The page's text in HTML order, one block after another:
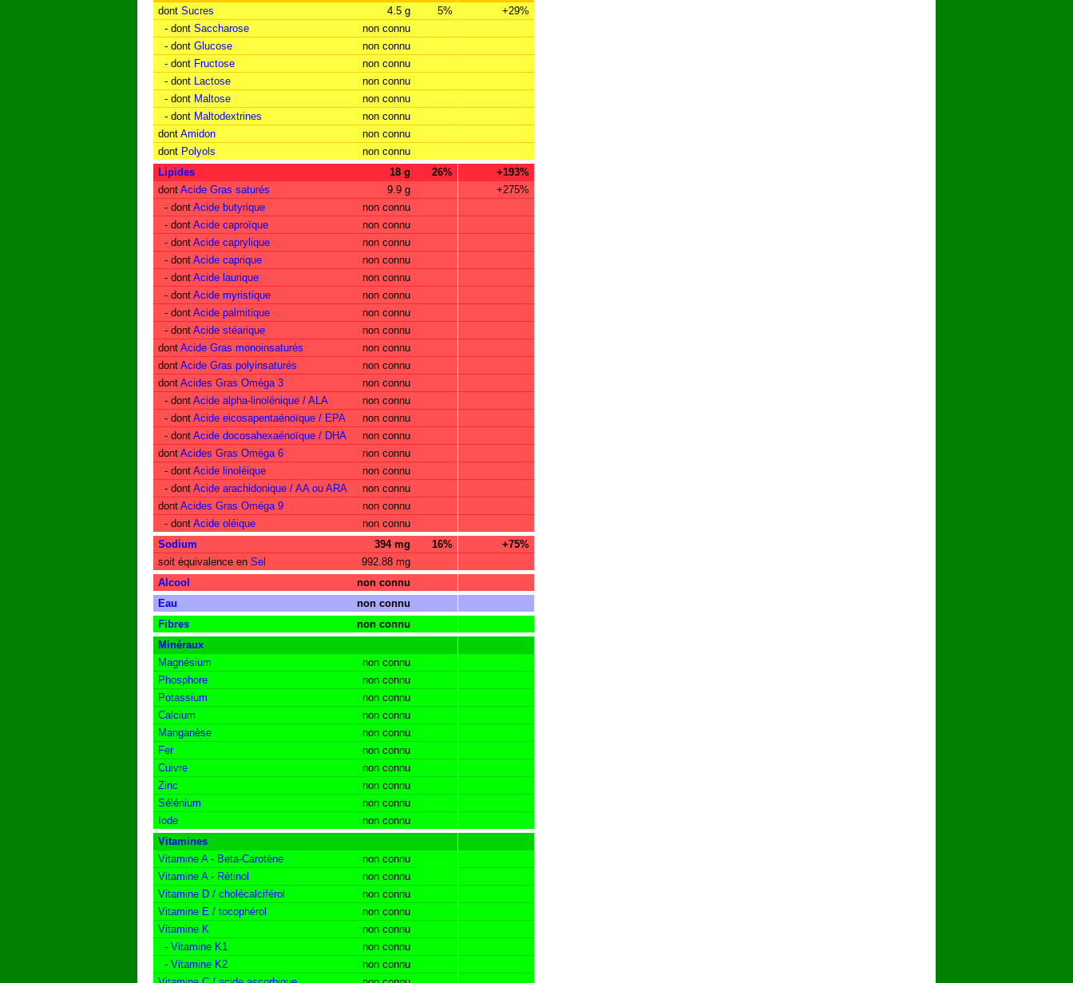
dont Sucres 4.5 g 5%
+29%
- dont Saccharose
non connu
- dont Glucose
non connu
- dont Fructose
non connu
- dont Lactose
non connu
- dont Maltose
non connu
- dont Maltodextrines
non connu
dont Amidon
non connu
dont Polyols
non connu
Lipides
18 g 26%
+193%
dont Acide Gras saturés 9.9 g
+275%
- dont Acide butyrique
non connu
- dont Acide caproïque
non connu
- dont Acide caprylique
non connu
- dont Acide caprique
non connu
- dont Acide laurique
non connu
- dont Acide myristique
non connu
- dont Acide palmitique
non connu
- dont Acide stéarique
non connu
dont Acide Gras monoinsaturés
non connu
dont Acide Gras polyinsaturés
non connu
dont Acides Gras Oméga 3
non connu
- dont Acide alpha-linolénique / ALA
non connu
- dont Acide eicosapentaénoïque / EPA
non connu
- dont Acide docosahexaénoïque / DHA
non connu
dont Acides Gras Oméga 6
non connu
- dont Acide linoléique
non connu
- dont Acide arachidonique / AA ou ARA
non connu
dont Acides Gras Oméga 9
non connu
- dont Acide oléique
non connu
Sodium
394 mg 16%
+75%
soit équivalence en Sel
992.88 mg
Alcool
non connu
Eau
non connu
Fibres
non connu
Minéraux
Magnésium
non connu
Phosphore
non connu
Potassium
non connu
Calcium
non connu
Manganèse
non connu
Fer
non connu
Cuivre
non connu
Zinc
non connu
Sélénium
non connu
Iode
non connu
Vitamines
Vitamine A - Beta-Carotène
non connu
Vitamine A - Rétinol
non connu
Vitamine D / cholécalciférol
non connu
Vitamine E / tocophérol
non connu
Vitamine K
non connu
- Vitamine K1
non connu
- Vitamine K2
non connu